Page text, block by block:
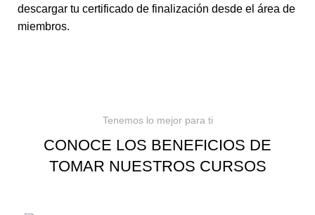
descargar tu certificado de finalización desde el área de
miembros.
Tenemos lo mejor para ti
CONOCE LOS BENEFICIOS DE
TOMAR NUESTROS CURSOS